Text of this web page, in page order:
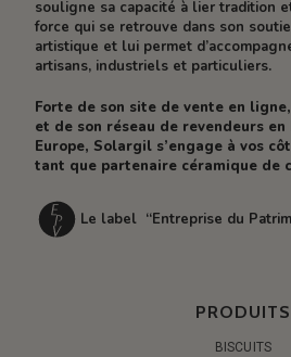
souligne sa capacité à lier tradition
force qui se retrouve dans son
artistique et lui permet
artisans, industriels et particuliers.
Forte de son site de vente en
et de son réseau de revendeurs en
Europe, Solargil s’engage à vos
tant que partenaire céramique de
Le label “Entreprise du
PRODUITS
BISCUITS